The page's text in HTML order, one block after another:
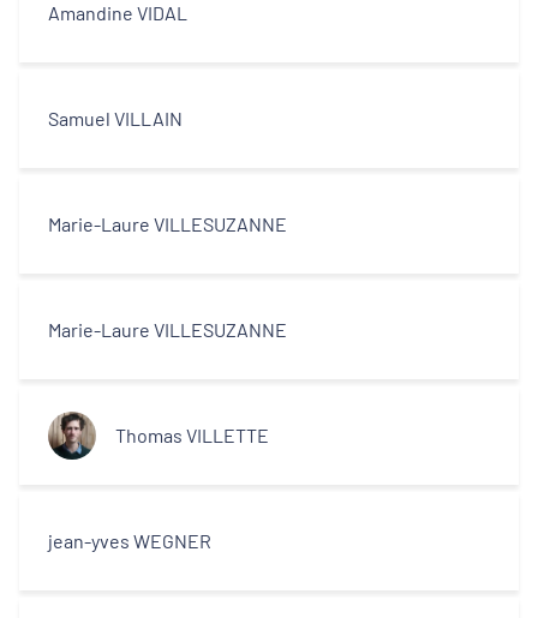
Amandine VIDAL
Samuel VILLAIN
Marie-Laure VILLESUZANNE
Marie-Laure VILLESUZANNE
Thomas VILLETTE
jean-yves WEGNER